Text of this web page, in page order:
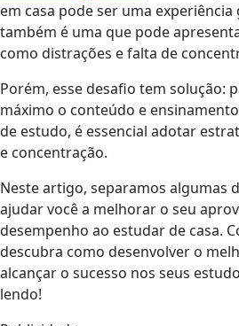
em casa pode ser uma
também é uma que pode
como distrações e falta de
Porém, esse desafio tem solução:
máximo o conteúdo e
de estudo, é essencial adotar
e concentração.
Neste artigo, separamos algumas
ajudar você a melhorar o seu
desempenho ao estudar de casa.
descubra como desenvolver o
alcançar o sucesso nos seus
lendo!